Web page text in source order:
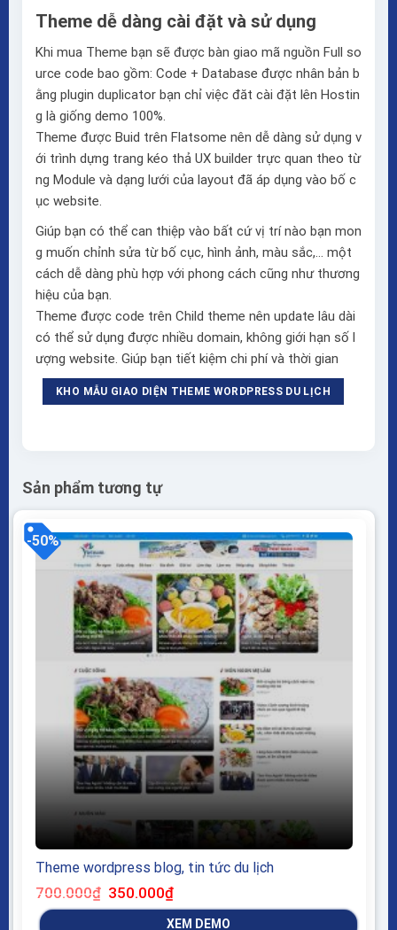
Theme dễ dàng cài đặt và sử dụng
Khi mua Theme bạn sẽ được bàn giao mã nguồn Full so
urce code bao gồm: Code + Database được nhân bản b
ằng plugin duplicator bạn chỉ việc đăt cài đặt lên Hostin
g là giống demo 100%.
Theme được Buid trên Flatsome nên dễ dàng sử dụng v
ới trình dựng trang kéo thả UX builder trực quan theo từ
ng Module và dạng lưới của layout đã áp dụng vào bố c
ục website.
Giúp bạn có thể can thiệp vào bất cứ vị trí nào bạn mon
g muốn chỉnh sửa từ bố cục, hình ảnh, màu sắc,… một
cách dễ dàng phù hợp với phong cách cũng như thương
hiệu của bạn.
Theme được code trên Child theme nên update lâu dài
có thể sử dụng được nhiều domain, không giới hạn số l
ượng website. Giúp bạn tiết kiệm chi phí và thời gian
KHO MẪU GIAO DIỆN THEME WORDPRESS DU LỊCH
Sản phẩm tương tự
-50%
Theme wordpress blog, tin tức du lịch
700.000₫ Giá
gốc
là:
350.000₫Giá
tại
là:
XEM DEMO